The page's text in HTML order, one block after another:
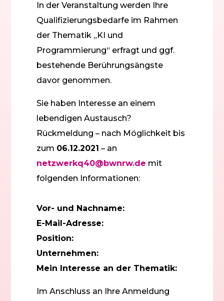
In der Veranstaltung werden Ihre
Qualifizierungsbedarfe im Rahmen
der Thematik „KI und
Programmierung“ erfragt und ggf.
bestehende Berührungsängste
davor genommen.
Sie haben Interesse an einem
lebendigen Austausch?
Rückmeldung – nach Möglichkeit bis
zum 06.12.2021 – an
netzwerkq40@bwnrw.de mit
folgenden Informationen:
Vor- und Nachname:
E-Mail-Adresse:
Position:
Unternehmen:
Mein Interesse an der Thematik:
Im Anschluss an Ihre Anmeldung